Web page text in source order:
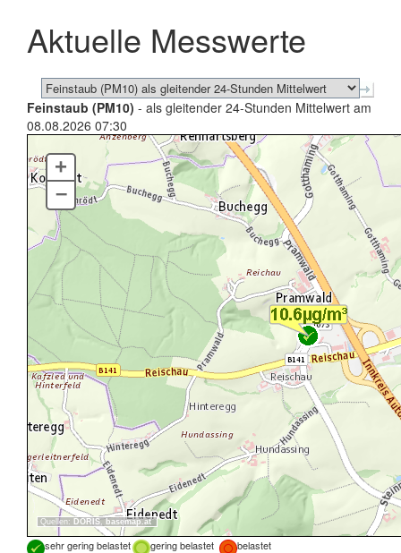
schließen
Aktuelle Messwerte
Feinstaub (PM10) - als gleitender 24-Stunden Mittelwert am
08.08.2026 07:30
Quellen: DORIS, basemap.at
+
–
sehr gering belastet gering belastet
belastet